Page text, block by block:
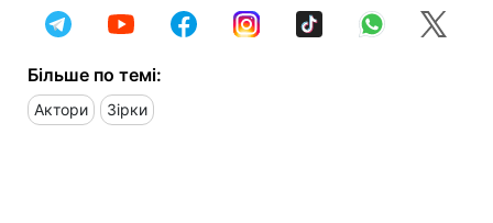
Більше по темі:
Актори Зірки